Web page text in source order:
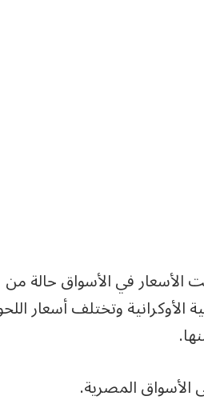
في الأسواق حالة من
وتختلف أسعار